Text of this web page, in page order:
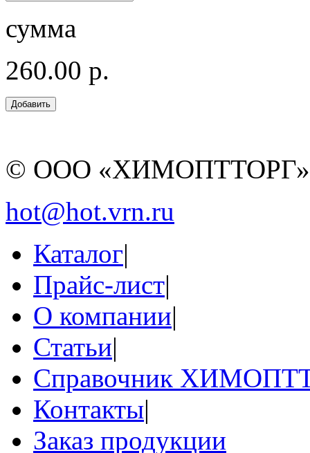
сумма
260.00 р.
© ООО
hot@hot.vrn.ru
Каталог|
Прайс-лист|
О компании|
Статьи|
Справочник
Контакты|
Заказ продукции